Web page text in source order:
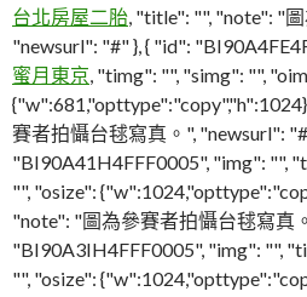
台北房屋二胎, "title": "", "note": "
"newsurl": "#" }, { "id":
蜜月東京, "timg": "", "simg": "",
賽者拍懾台毬寫真。", "newsurl":
"BI90A41H4FFF0005", "img": "",
"", "osize":
"note": "圖為參賽者拍懾台毬寫真
"BI90A3IH4FFF0005", "img": "",
"", "osize":